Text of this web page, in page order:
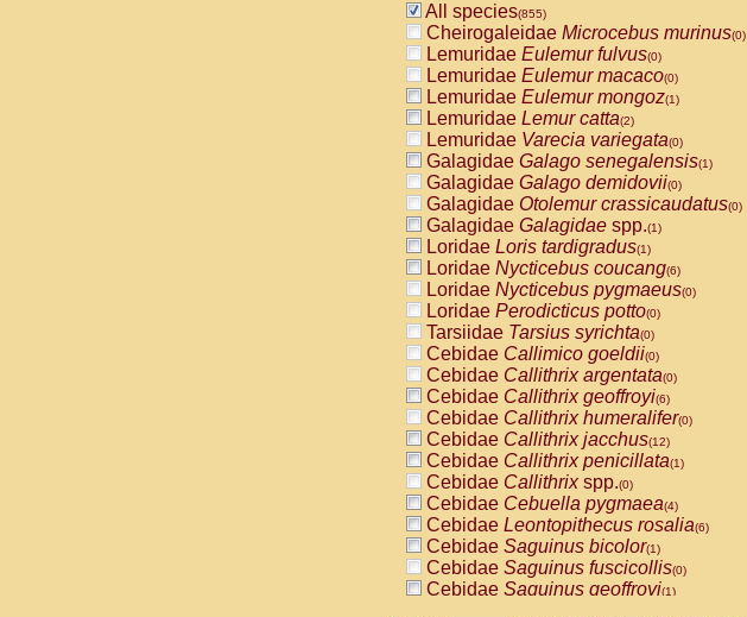
All species(855)
Cheirogaleidae Microcebus murinus(0)
Lemuridae Eulemur fulvus(0)
Lemuridae Eulemur macaco(0)
Lemuridae Eulemur mongoz(1)
Lemuridae Lemur catta(2)
Lemuridae Varecia variegata(0)
Galagidae Galago senegalensis(1)
Galagidae Galago demidovii(0)
Galagidae Otolemur crassicaudatus(0)
Galagidae Galagidae spp.(1)
Loridae Loris tardigradus(1)
Loridae Nycticebus coucang(6)
Loridae Nycticebus pygmaeus(0)
Loridae Perodicticus potto(0)
Tarsiidae Tarsius syrichta(0)
Cebidae Callimico goeldii(0)
Cebidae Callithrix argentata(0)
Cebidae Callithrix geoffroyi(6)
Cebidae Callithrix humeralifer(0)
Cebidae Callithrix jacchus(12)
Cebidae Callithrix penicillata(1)
Cebidae Callithrixspp.(0)
Cebidae Cebuella pygmaea(4)
Cebidae Leontopithecus rosalia(6)
Cebidae Saguinus bicolor(1)
Cebidae Saguinus fuscicollis(0)
Cebidae Saguinus geoffroyi(1)